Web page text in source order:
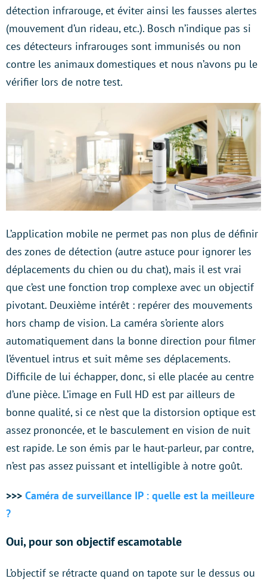
détection infrarouge, et éviter ainsi les fausses alertes
(mouvement d’un rideau, etc.). Bosch n’indique pas si
ces détecteurs infrarouges sont immunisés ou non
contre les animaux domestiques et nous n’avons pu le
vérifier lors de notre test.
L’application mobile ne permet pas non plus de définir
des zones de détection (autre astuce pour ignorer les
déplacements du chien ou du chat), mais il est vrai
que c’est une fonction trop complexe avec un objectif
pivotant. Deuxième intérêt : repérer des mouvements
hors champ de vision. La caméra s’oriente alors
automatiquement dans la bonne direction pour filmer
l’éventuel intrus et suit même ses déplacements.
Difficile de lui échapper, donc, si elle placée au centre
d’une pièce. L’image en Full HD est par ailleurs de
bonne qualité, si ce n’est que la distorsion optique est
assez prononcée, et le basculement en vision de nuit
est rapide. Le son émis par le haut-parleur, par contre,
n’est pas assez puissant et intelligible à notre goût.
>>> Caméra de surveillance IP : quelle est la meilleure
?
Oui, pour son objectif escamotable
L’objectif se rétracte quand on tapote sur le dessus ou